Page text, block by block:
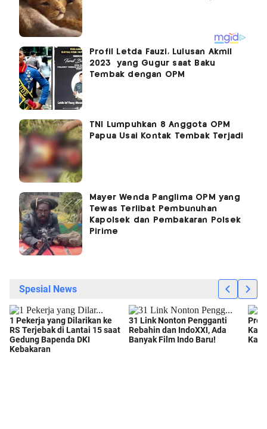
Profil Letda Fauzi, Lulusan Akmil
2023 yang Gugur saat Baku
Tembak dengan OPM
TNI Lumpuhkan 8 Anggota OPM
Papua Usai Kontak Tembak Terjadi
Mayer Wenda Panglima OPM yang
Tewas Terlibat Pembunuhan
Kapolsek dan Pembakaran Polsek
Pirime